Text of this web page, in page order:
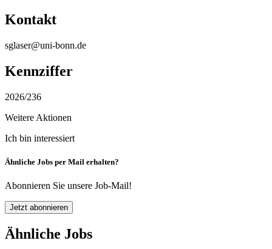
Kontakt
sglaser@uni-bonn.de
Kennziffer
2026/236
Weitere Aktionen
Ich bin interessiert
Ähnliche Jobs per Mail erhalten?
Abonnieren Sie unsere Job-Mail!
Jetzt abonnieren
Ähnliche Jobs